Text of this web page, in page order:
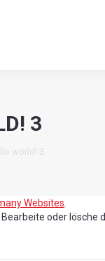
3
world! 3
Websites
oder